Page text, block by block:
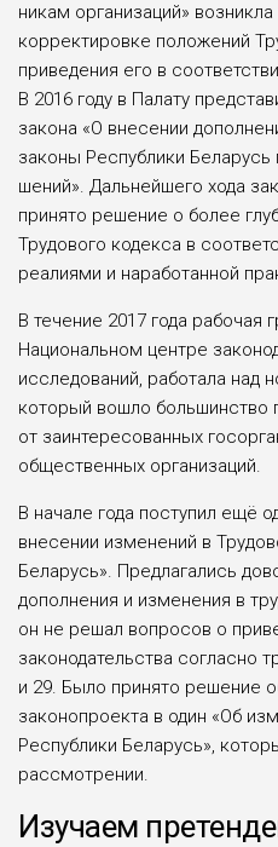
никам организаций»
корректировке положе­ний
при­ведения его в
В 2016 году в Палату
зако­на «О внесении
законы Республики
шений». Дальнейшего хода
принято реше­ние о более
Трудового кодекса в
реалиями и наработан­ной
В течение 2017 года рабочая
Национальном центре
иссле­дований, работала над
который вошло большин­ство
от заинтересованных
общественных организаций.
В начале года поступил ещё
внесении изме­нений в
Беларусь». Предлагались
дополнения и изме­нения в
он не решал вопросов о
законодательства
и 29. Было принято решение
законопроекта в один «Об
Респу­блики Беларусь»,
рассмотрении.
Изучаем